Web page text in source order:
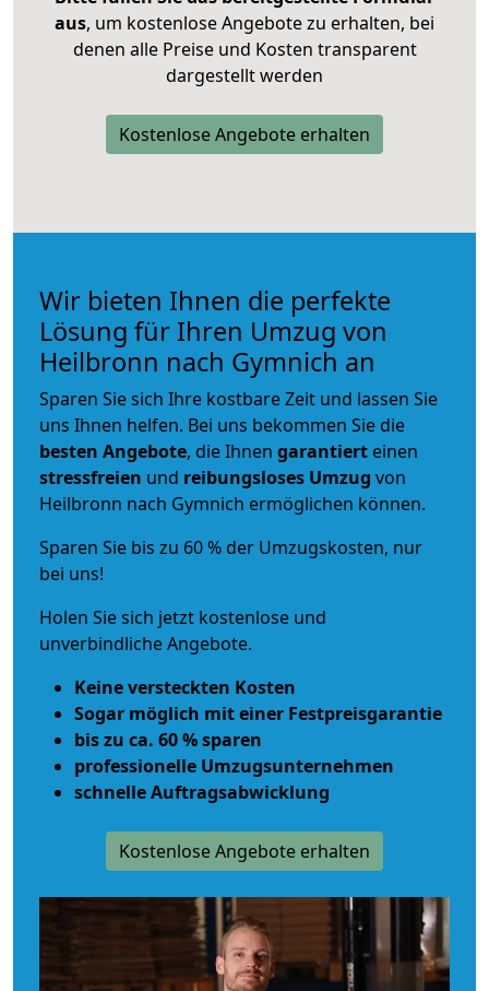
aus, um kostenlose Angebote zu erhalten, bei
denen alle Preise und Kosten transparent
dargestellt werden
Kostenlose Angebote erhalten
Wir bieten Ihnen die perfekte
Lösung für Ihren Umzug von
Heilbronn nach Gymnich an
Sparen Sie sich Ihre kostbare Zeit und lassen Sie
uns Ihnen helfen. Bei uns bekommen Sie die
besten Angebote, die Ihnen garantiert einen
stressfreien und reibungsloses Umzug von
Heilbronn nach Gymnich ermöglichen können.
Sparen Sie bis zu 60 % der Umzugskosten, nur
bei uns!
Holen Sie sich jetzt kostenlose und
unverbindliche Angebote.
Keine versteckten Kosten
Sogar möglich mit einer Festpreisgarantie
bis zu ca. 60 % sparen
professionelle Umzugsunternehmen
schnelle Auftragsabwicklung
Kostenlose Angebote erhalten